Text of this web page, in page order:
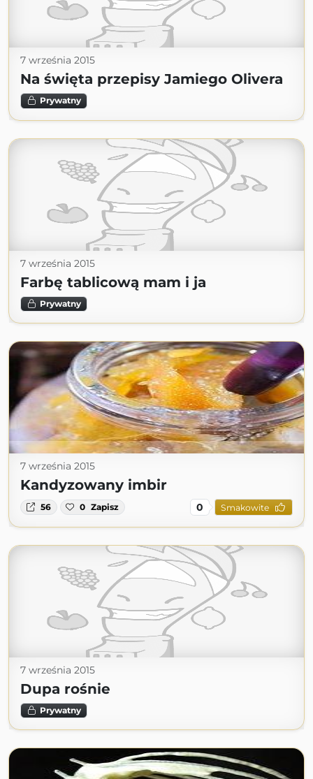
7 września 2015
Na święta przepisy Jamiego Olivera
Prywatny
7 września 2015
Farbę tablicową mam i ja
Prywatny
7 września 2015
Kandyzowany imbir
56 0 Zapisz 0 Smakowite
7 września 2015
Dupa rośnie
Prywatny